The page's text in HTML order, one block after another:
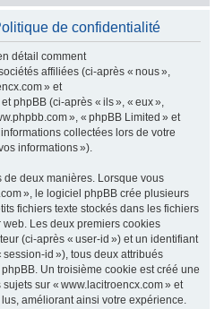
de confidentialité
détail comment
affiliées (ci-après « nous »,
» et
phpBB (ci-après « ils », « eux »,
», « phpBB Limited » et
collectées lors de votre
informations »).
de deux manières. Lorsque vous
», le logiciel phpBB crée plusieurs
fichiers texte stockés dans les fichiers
Les deux premiers cookies
(ci-après « user-id ») et un identifiant
id »), tous deux attribués
Un troisième cookie est créé une
sur « www.lacitroencx.com » et
améliorant ainsi votre expérience.